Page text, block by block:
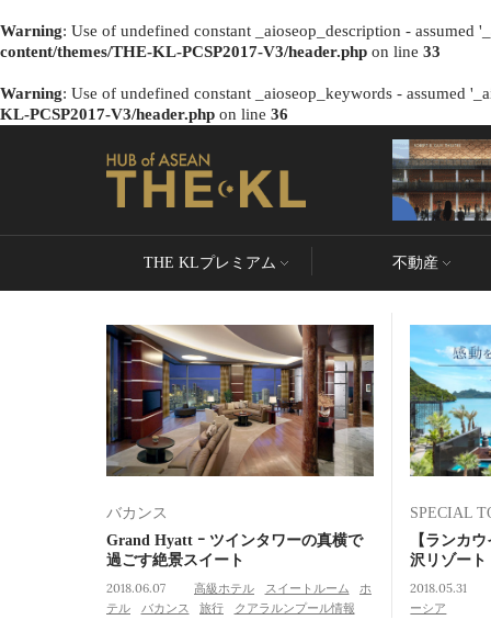
Warning: Use of undefined constant _aioseop_description -
content/themes/THE-KL-PCSP2017-V3/header.php on line 33
Warning: Use of undefined constant _aioseop_keywords - assumed
KL-PCSP2017-V3/header.php on line 36
THE KLプレミアム 不動産
バカンス
Grand Hyatt ｰ ツインタワーの真横で
過ごす絶景スイート
2018.06.07 高級ホテル スイートルーム
ホ
テル
バカンス 旅行
クアラルンプール情報
SPECIAL
【ランカ
沢リゾート
2018.05.31
ーシア